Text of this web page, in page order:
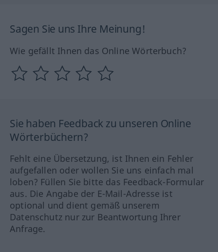
Sagen Sie uns Ihre Meinung!
Wie gefällt Ihnen das Online Wörterbuch?
Sie haben Feedback zu unseren Online
Wörterbüchern?
Fehlt eine Übersetzung, ist Ihnen ein Fehler
aufgefallen oder wollen Sie uns einfach mal
loben? Füllen Sie bitte das Feedback-Formular
aus. Die Angabe der E-Mail-Adresse ist
optional und dient gemäß unserem
Datenschutz nur zur Beantwortung Ihrer
Anfrage.